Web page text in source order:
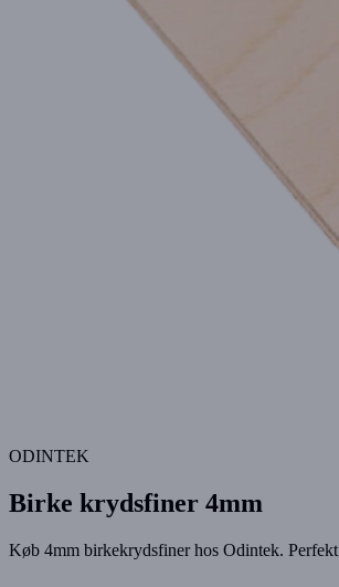
ODINTEK
Birke krydsfiner 4mm
Køb 4mm birkekrydsfiner hos Odintek.